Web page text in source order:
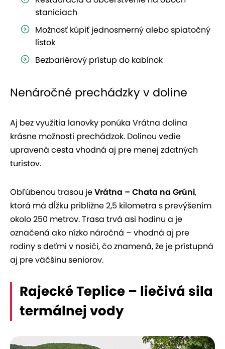
staniciach
Možnosť kúpiť jednosmerný alebo spiatočný
lístok
Bezbariérový prístup do kabínok
Nenáročné prechádzky v doline
Aj bez využitia lanovky ponúka Vrátna dolina
krásne možnosti prechádzok. Dolinou vedie
upravená cesta vhodná aj pre menej zdatných
turistov.
Obľúbenou trasou jeVrátna – Chata na Grúni,
ktorá má dĺžku približne 2,5 kilometra s prevýšením
okolo 250 metrov. Trasa trvá asi hodinu a je
označená ako nízko náročná – vhodná aj pre
rodiny s deťmi v nosiči, čo znamená, že je prístupná
aj pre väčšinu seniorov.
Rajecké Teplice – liečivá sila
termálnej vody